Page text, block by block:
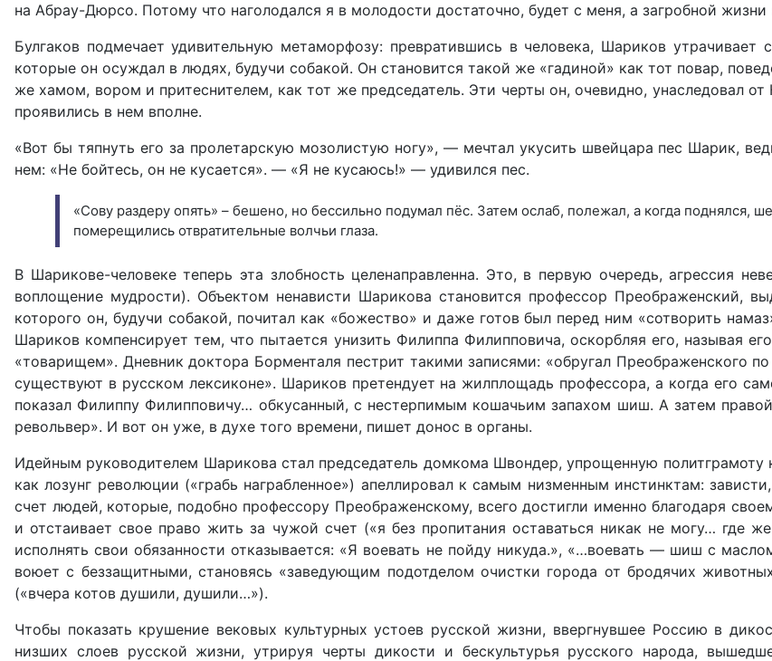
на Абрау-Дюрсо. Потому что наголодался я в молодости достаточно, будет с меня, а загробной
Булгаков подмечает удивительную метаморфозу: превра­тившись в человека, Шариков
которые он осуждал в людях, будучи собакой. Он становится такой же «гадиной» как тот повар,
же хамом, вором и притеснителем, как тот же председатель. Эти черты он, очевидно, унаследовал
проявились в нем вполне.
«Вот бы тяпнуть его за пролетарскую мозолистую ногу», — мечтал укусить швейцара пес Шарик,
нем: «Не бойтесь, он не кусается». — «Я не кусаюсь!» — удивился пес.
«Сову раздеру опять» – бешено, но бессильно подумал пёс. Затем ослаб, полежал, а когда поднялся,
померещились отвратительные волчьи глаза.
В Шарикове-человеке теперь эта злобность целенаправ­ленна. Это, в первую очередь, агрессия
воплощение мудрости). Объектом ненависти Шарикова становится профессор Преображенский,
которого он, будучи собакой, почитал как «божество» и даже готов был перед ним «сотворить
Ша­риков компенсирует тем, что пытается унизить Филиппа Фи­липповича, оскорбляя его, называя
«товарищем». Дневник доктора Борменталя пестрит такими записями: «обругал Пре­ображенского
существуют в русском лексиконе». Шариков претендует на жилплощадь профессора, а когда его
показал Филиппу Филипповичу… обкусанный, с нестерпимым кошачьим запахом шиш. А затем
револьвер». И вот он уже, в духе того времени, пишет донос в органы.
Идейным руководителем Шарикова стал председатель домкома Швондер, упрощенную политграмоту
как лозунг революции («грабь награбленное») апеллировал к самым низменным инстинктам:
счет людей, которые, подобно профессору Преображенскому, всего достигли именно благодаря
и отстаивает свое право жить за чужой счет («я без пропитания оставаться никак не могу… где
исполнять свои обязанности отказывается: «Я воевать не пойду никуда.», «…воевать — шиш с
воюет с беззащитными, становясь «заведующим подотделом очистки города от бродячих
(«вчера котов душили, душили…»).
Чтобы показать крушение вековых культурных устоев русской жизни, ввергнувшее Россию в
низших слоев русской жизни, утрируя черты дикости и бескультурья русского народа,